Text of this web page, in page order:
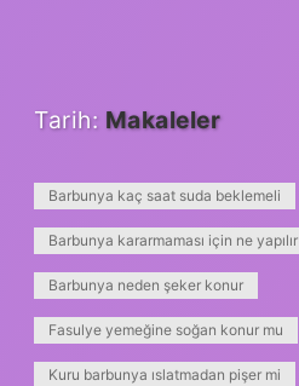
Tarih: Makaleler
Barbunya kaç saat suda beklemeli
Barbunya kararmaması için ne yapılır
Barbunya neden şeker konur
Fasulye yemeğine soğan konur mu
Kuru barbunya ıslatmadan pişer mi